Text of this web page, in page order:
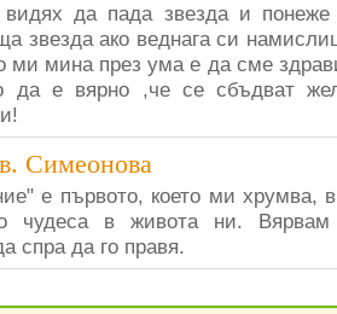
да пада звезда и понеже
звезда ако веднага си
ми мина през ума е да сме
да е вярно ,че се сбъдват
Симеонова
е първото, което ми хрумва,
чудеса в живота ни.
спра да го правя.